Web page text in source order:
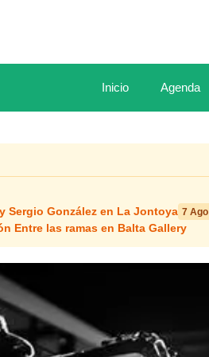
Inicio Agenda
Sergio González en La Jontoya 7 Ago
Entre las ramas en Balta Gallery